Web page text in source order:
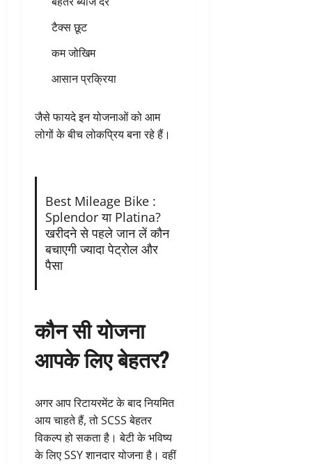
टैक्स छूट
कम जोखिम
आसान प्रक्रिया
जैसे फायदे इन योजनाओं को आम
लोगों के बीच लोकप्रिय बना रहे हैं।
Best Mileage Bike :
Splendor या Platina?
खरीदने से पहले जान लें कौन
बचाएगी ज्यादा पेट्रोल और
पैसा
कौन सी योजना
आपके लिए बेहतर?
अगर आप रिटायरमेंट के बाद नियमित
आय चाहते हैं, तो SCSS बेहतर
विकल्प हो सकता है। बेटी के भविष्य
के लिए SSY शानदार योजना है। वहीं